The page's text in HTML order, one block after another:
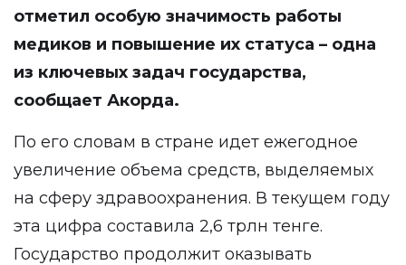
отметил особую значимость работы
медиков и повышение их статуса – одна
из ключевых задач государства,
сообщает Акорда.
По его словам в стране идет ежегодное
увеличение объема средств, выделяемых
на сферу здравоохранения. В текущем году
эта цифра составила 2,6 трлн тенге.
Государство продолжит оказывать